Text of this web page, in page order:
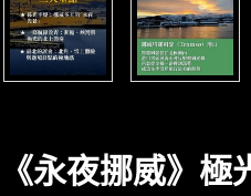
《永夜挪威》